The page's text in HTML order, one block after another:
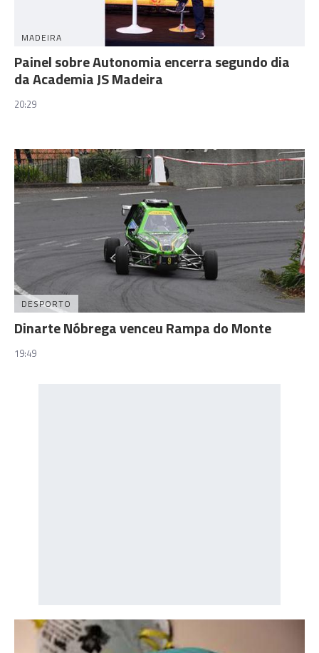
MADEIRA
Painel sobre Autonomia encerra segundo dia
da Academia JS Madeira
20:29
DESPORTO
Dinarte Nóbrega venceu Rampa do Monte
19:49